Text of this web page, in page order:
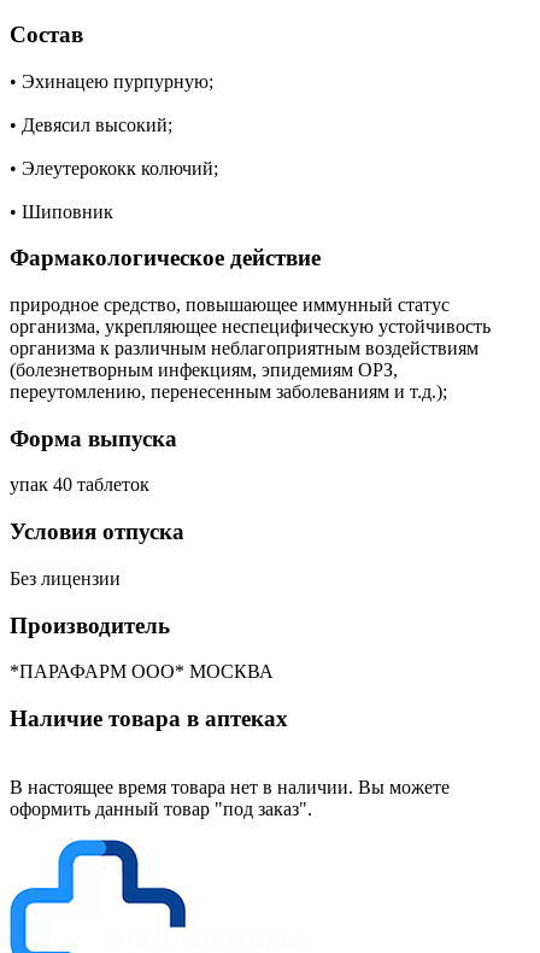
Состав
• Эхинацею пурпурную;
• Девясил высокий;
• Элеутерококк колючий;
• Шиповник
Фармакологическое действие
природное средство, повышающее иммунный статус
организма, укрепляющее неспецифическую устойчивость
организма к различным неблагоприятным воздействиям
(болезнетворным инфекциям, эпидемиям ОРЗ,
переутомлению, перенесенным заболеваниям и т.д.);
Форма выпуска
упак 40 таблеток
Условия отпуска
Без лицензии
Производитель
*ПАРАФАРМ ООО* МОСКВА
Наличие товара в аптеках
В настоящее время товара нет в наличии. Вы можете
оформить данный товар "под заказ".